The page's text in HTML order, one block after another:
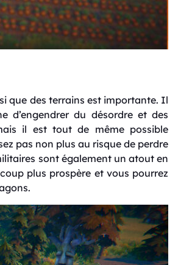
que des terrains est importante. Il
du désordre et des
il est tout de même possible
pas non plus au risque de perdre
sont également un atout en
plus prospère et vous pourrez